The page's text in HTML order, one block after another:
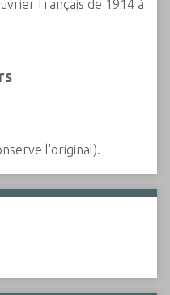
français de 1914 à
l'original).